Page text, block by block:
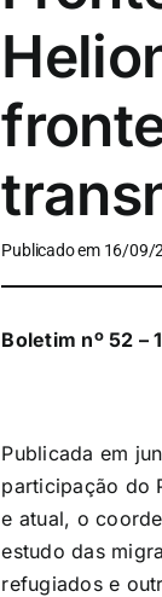
Publicado em 16/09/
Boletim nº 52 –
Publicada em
participação do
e atual, o
estudo das
refugiados e